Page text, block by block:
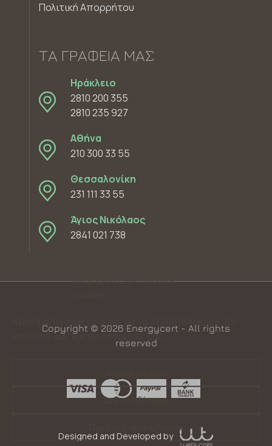
Διαχείριση Συγκατάθεσης
ιστότοπό μας και τις υπηρεσίες μας.
Δεν αποδέχομαι
Προβολή προτιμήσεων
Πολιτική Απορρήτου
ΤΑ ΓΡΑΦΕΊΑ ΜΑΣ
Ηράκλειο
2810 200 355
2810 235 927
Αθήνα
210 300 33 55
Θεσσαλονίκη
231 111 33 55
Άγιος Νικόλαος
2841 021 738
Copyright © 2026 Energycert - All rights
reserved
Designed and Developed by